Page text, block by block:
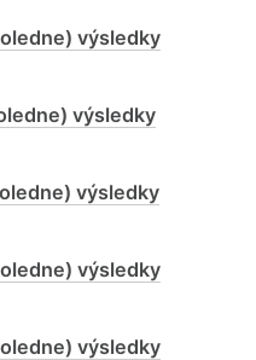
výsledky
výsledky
výsledky
výsledky
výsledky